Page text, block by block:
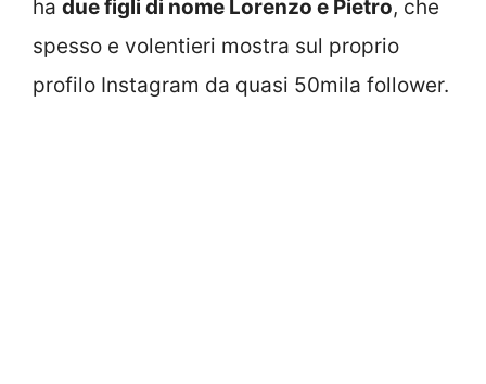
ha due figli di nome Lorenzo e Pietro, che
spesso e volentieri mostra sul proprio
profilo Instagram da quasi 50mila follower.